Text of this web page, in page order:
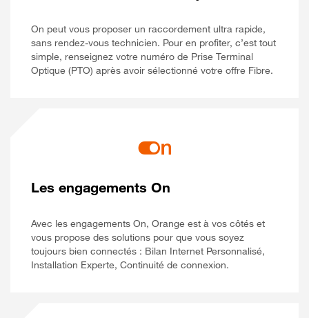
On peut vous proposer un raccordement ultra rapide,
sans rendez-vous technicien. Pour en profiter, c’est tout
simple, renseignez votre numéro de Prise Terminal
Optique (PTO) après avoir sélectionné votre offre Fibre.
Les engagements On
Avec les engagements On, Orange est à vos côtés et
vous propose des solutions pour que vous soyez
toujours bien connectés : Bilan Internet Personnalisé,
Installation Experte, Continuité de connexion.